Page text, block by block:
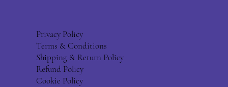
Privacy Policy
Terms & Conditions
Shipping & Return Policy
Refund Policy
Cookie Policy